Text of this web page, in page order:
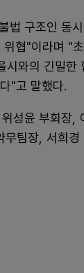
법 구조인 동
협"이라며 "
와의 긴밀한
"고 말했다.
성윤 부회장,
팀장, 서희